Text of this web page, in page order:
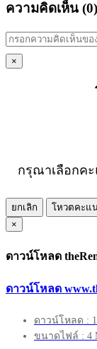
ความคิดเห็น (0)
×
กรุณาเลือกค
ยกเลิก
โหวตคะแ
×
ดาวน์โหลด
ดาวน์โหลด
ดาวน์โหลด :
ขนาดไฟล์ : 4